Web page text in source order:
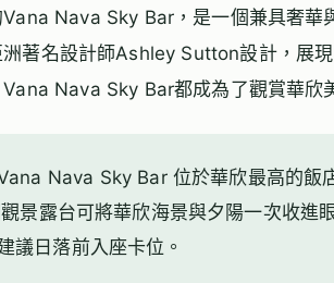
Nava Sky Bar，是一個兼具奢華
著名設計師Ashley Sutton設計，展
Nava Sky Bar都成為了觀賞華欣
Nava Sky Bar 位於華欣最高的
景露台可將華欣海景與夕陽一次收進
議日落前入座卡位。